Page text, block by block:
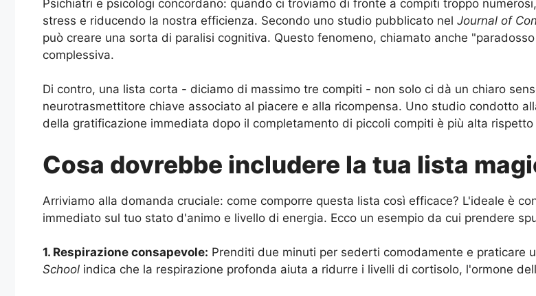
Psichiatri e psicologi concordano: quando ci troviamo di fronte a compiti troppo
stress e riducendo la nostra efficienza. Secondo uno studio pubblicato nel Journal of
può creare una sorta di paralisi cognitiva. Questo fenomeno, chiamato anche
complessiva.
Di contro, una lista corta - diciamo di massimo tre compiti - non solo ci dà un chiaro
neurotrasmettitore chiave associato al piacere e alla ricompensa. Uno studio condotto
della gratificazione immediata dopo il completamento di piccoli compiti è più alta
Cosa dovrebbe includere la tua lista
Arriviamo alla domanda cruciale: come comporre questa lista così efficace? L'ideale è
immediato sul tuo stato d'animo e livello di energia. Ecco un esempio da cui prendere
1. Respirazione consapevole: Prenditi due minuti per sederti comodamente e praticare
School indica che la respirazione profonda aiuta a ridurre i livelli di cortisolo, l'ormone